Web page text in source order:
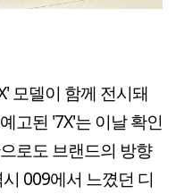
모델이 함께 전시돼
고된 '7X'는 이날 확인
로도 브랜드의 방향
009에서 느꼈던 디